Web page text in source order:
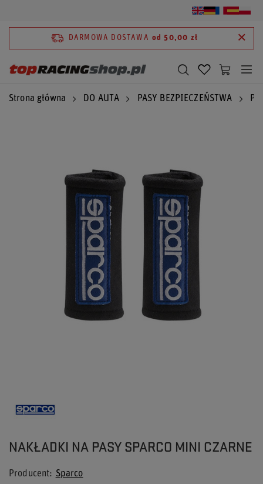
DARMOWA DOSTAWA od 50,00 zł
Strona główna DO AUTA PASY BEZPIECZEŃSTWA
NAKŁADKI NA PASY SPARCO MINI CZARNE
Producent
Sparco